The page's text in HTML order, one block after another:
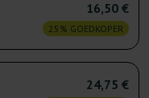
16,50 €
25% GOEDKOPER
24,75 €